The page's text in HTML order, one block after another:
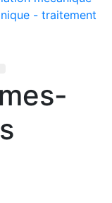
- traitement